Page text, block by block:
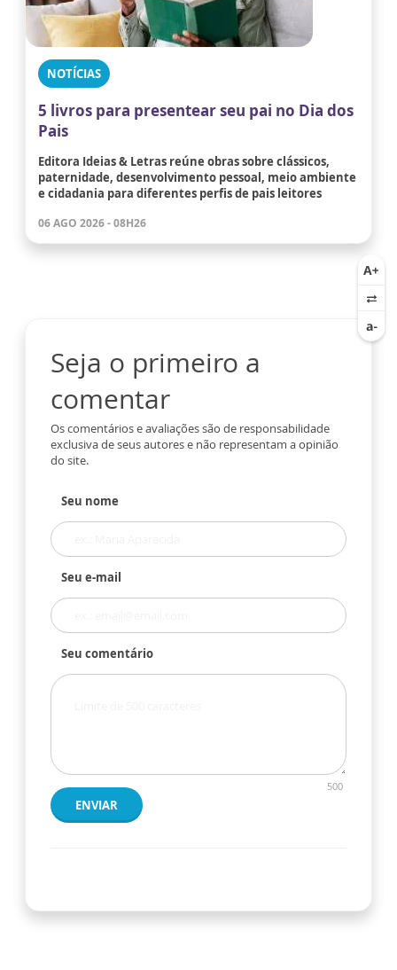
NOTÍCIAS
5 livros para presentear seu pai no Dia dos
Pais
Editora Ideias & Letras reúne obras sobre clássicos,
paternidade, desenvolvimento pessoal, meio ambiente
e cidadania para diferentes perfis de pais leitores
06 AGO 2026 - 08H26
Seja o primeiro a
comentar
Os comentários e avaliações são de responsabilidade
exclusiva de seus autores e não representam a opinião
do site.
Seu nome
Seu e-mail
Seu comentário
500
ENVIAR